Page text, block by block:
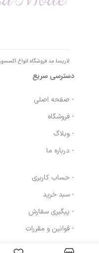
لاریسا مد فروشگاه انواع
دسترسی سریع
- صفحه اصلی
- فروشگاه
- وبلاگ
- درباره ما
- حساب کاربری
- سبد خرید
- پیگیری سفارش
- قوانین و مقررات